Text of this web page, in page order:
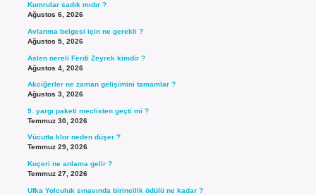
Kumrular sadık mıdır ?
Ağustos 6, 2026
Avlanma belgesi için ne gerekli ?
Ağustos 5, 2026
Aslen nereli Ferdi Zeyrek kimdir ?
Ağustos 4, 2026
Akciğerler ne zaman gelişimini tamamlar ?
Ağustos 3, 2026
9. yargı paketi meclisten geçti mi ?
Temmuz 30, 2026
Vücutta klor neden düşer ?
Temmuz 29, 2026
Koçeri ne anlama gelir ?
Temmuz 27, 2026
Ufka Yolculuk sınavında birincilik ödülü ne kadar ?